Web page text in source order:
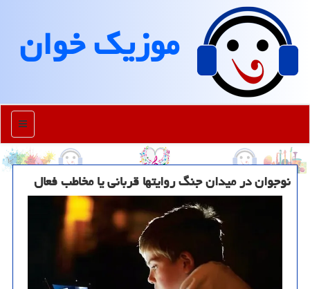
موزیك خوان
منو
نوجوان در میدان جنگ روایتها قربانی یا مخاطب فعال